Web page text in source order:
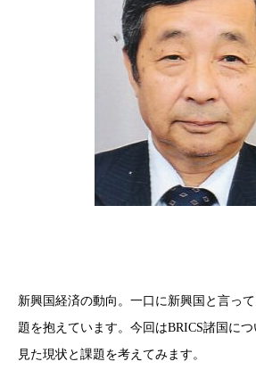
新興国経済の動向。一口に新興国と言っ
題を抱えています。今回はBRICS諸国に
見た現状と課題を考えてみます。